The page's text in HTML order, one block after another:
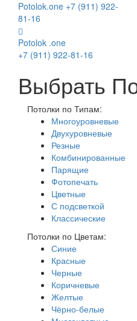
Potolok.one +7 (911) 922-
81-16
Potolok .one
+7 (911) 922-81-16
Выбрать
Потолки по Типам:
Многоуровневые
Двухуровневые
Резные
Комбинированные
Парящие
Фотопечать
Цветные
С подсветкой
Классические
Потолки по Цветам:
Синие
Красные
Черные
Коричневые
Желтые
Чёрно-белые